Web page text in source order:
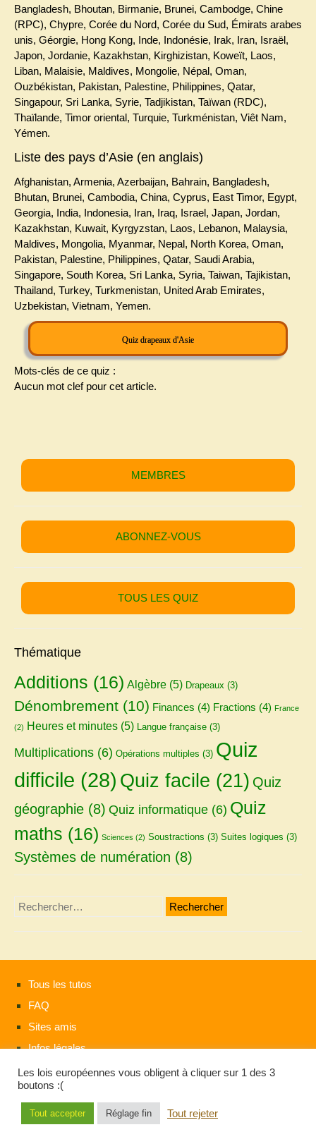
Bangladesh, Bhoutan, Birmanie, Brunei, Cambodge, Chine
(RPC), Chypre, Corée du Nord, Corée du Sud, Émirats arabes
unis, Géorgie, Hong Kong, Inde, Indonésie, Irak, Iran, Israël,
Japon, Jordanie, Kazakhstan, Kirghizistan, Koweït, Laos,
Liban, Malaisie, Maldives, Mongolie, Népal, Oman,
Ouzbékistan, Pakistan, Palestine, Philippines, Qatar,
Singapour, Sri Lanka, Syrie, Tadjikistan, Taïwan (RDC),
Thaïlande, Timor oriental, Turquie, Turkménistan, Viêt Nam,
Yémen.
Liste des pays d’Asie (en anglais)
Afghanistan, Armenia, Azerbaijan, Bahrain, Bangladesh,
Bhutan, Brunei, Cambodia, China, Cyprus, East Timor, Egypt,
Georgia, India, Indonesia, Iran, Iraq, Israel, Japan, Jordan,
Kazakhstan, Kuwait, Kyrgyzstan, Laos, Lebanon, Malaysia,
Maldives, Mongolia, Myanmar, Nepal, North Korea, Oman,
Pakistan, Palestine, Philippines, Qatar, Saudi Arabia,
Singapore, South Korea, Sri Lanka, Syria, Taiwan, Tajikistan,
Thailand, Turkey, Turkmenistan, United Arab Emirates,
Uzbekistan, Vietnam, Yemen.
Quiz drapeaux d'Asie
Mots-clés de ce quiz :
Aucun mot clef pour cet article.
MEMBRES
ABONNEZ-VOUS
TOUS LES QUIZ
Thématique
Additions (16) Algèbre (5) Drapeaux (3)
Dénombrement (10) Finances (4) Fractions (4) France
(2) Heures et minutes (5) Langue française (3)
Multiplications (6) Opérations multiples (3) Quiz
difficile (28) Quiz facile (21) Quiz
géographie (8) Quiz informatique (6) Quiz
maths (16) Sciences (2) Soustractions (3) Suites logiques (3)
Systèmes de numération (8)
Rechercher :
Tous les tutos
FAQ
Sites amis
Infos légales
Copyright 2026Quiz gratuits ooxo
Les lois européennes vous obligent à cliquer sur 1 des 3
boutons :(
Tout accepter Réglage fin Tout rejeter